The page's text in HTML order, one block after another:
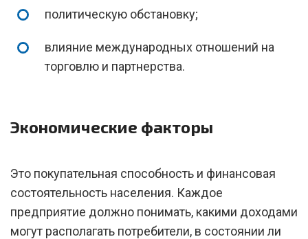
политическую обстановку;
влияние международных отношений на
торговлю и партнерства.
Экономические факторы
Это покупательная способность и финансовая
состоятельность населения. Каждое
предприятие должно понимать, какими доходами
могут располагать потребители, в состоянии ли